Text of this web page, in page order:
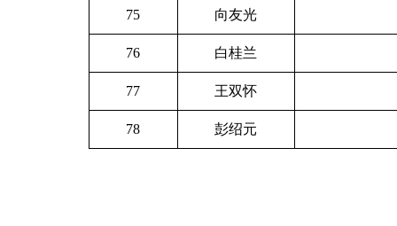
75 向友光
76 白桂兰
77 王双怀
78 彭绍元